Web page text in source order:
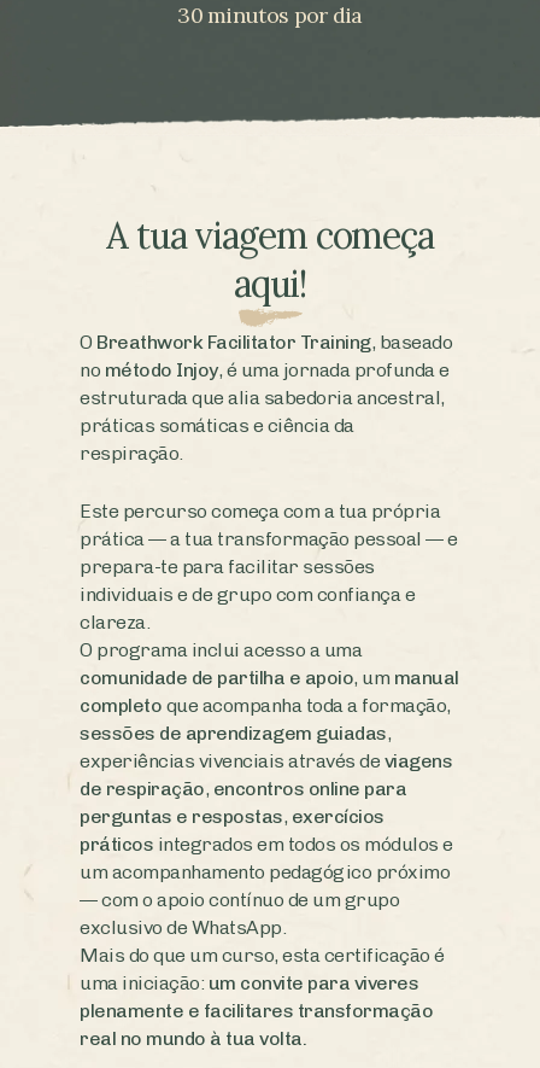
30 minutos por dia
A tua viagem começa
aqui!
O Breathwork Facilitator Training, baseado
no método Injoy, é uma jornada profunda e
estruturada que alia sabedoria ancestral,
práticas somáticas e ciência da
respiração.
Este percurso começa com a tua própria
prática — a tua transformação pessoal — e
prepara-te para facilitar sessões
individuais e de grupo com confiança e
clareza.
O programa inclui acesso a uma
comunidade de partilha e apoio, um manual
completo que acompanha toda a formação,
sessões de aprendizagem guiadas,
experiências vivenciais através de viagens
de respiração, encontros online para
perguntas e respostas, exercícios
práticos integrados em todos os módulos e
um acompanhamento pedagógico próximo
— com o apoio contínuo de um grupo
exclusivo de WhatsApp.
Mais do que um curso, esta certificação é
uma iniciação: um convite para viveres
plenamente e facilitares transformação
real no mundo à tua volta.